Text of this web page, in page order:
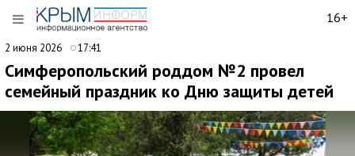
16+
2 июня 2026 17:41
Симферопольский роддом №2 провел
семейный праздник ко Дню защиты детей